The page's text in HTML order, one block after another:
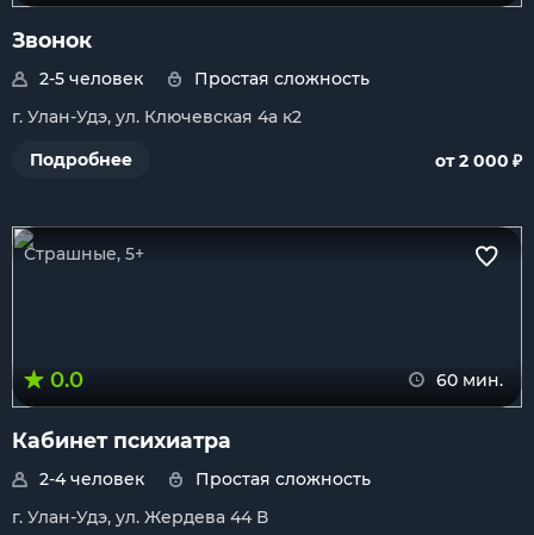
Звонок
2-5 человек
Простая сложность
г. Улан-Удэ, ул. Ключевская 4а к2
Подробнее
от 2 000 ₽
Страшные, 5+
0.0 60 мин.
Кабинет психиатра
2-4 человек
Простая сложность
г. Улан-Удэ, ул. Жердева 44 В